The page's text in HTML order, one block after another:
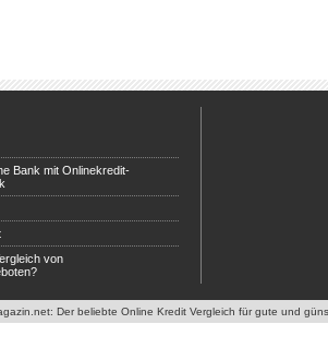
Bank mit Onlinekredit-
von
Der beliebte Online Kredit Vergleich für gute und